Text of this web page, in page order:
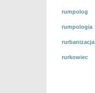
rumpolog
rumpologia
rurbanizacja
rurkowiec